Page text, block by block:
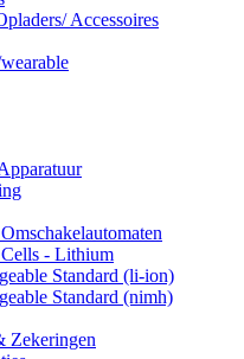
Accessoires
- Lithium
Standard (li-ion)
Standard (nimh)
Zekeringen